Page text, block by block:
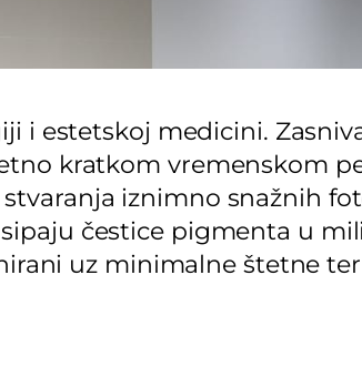
i estetskoj medicini.
kratkom vremenskom
iznimno snažnih
čestice pigmenta u
uz minimalne štetne